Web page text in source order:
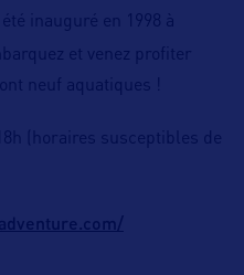
été inauguré en 1998 à
et venez profiter
neuf aquatiques !
(horaires susceptibles de